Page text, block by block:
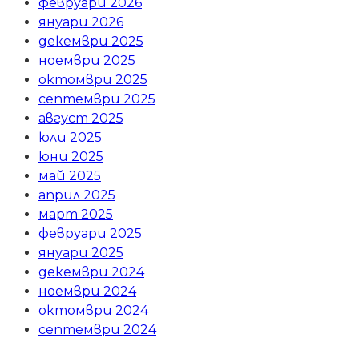
януари 2026
декември 2025
ноември 2025
октомври 2025
септември 2025
август 2025
юли 2025
юни 2025
май 2025
април 2025
март 2025
февруари 2025
януари 2025
декември 2024
ноември 2024
октомври 2024
септември 2024